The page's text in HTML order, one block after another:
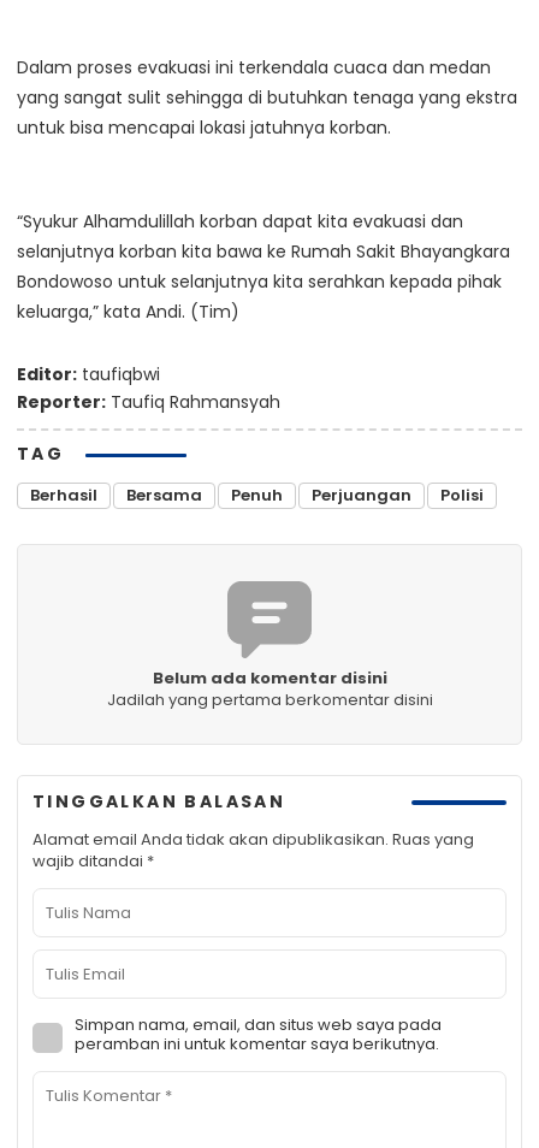
Dalam proses evakuasi ini terkendala cuaca dan medan
yang sangat sulit sehingga di butuhkan tenaga yang ekstra
untuk bisa mencapai lokasi jatuhnya korban.
“Syukur Alhamdulillah korban dapat kita evakuasi dan
selanjutnya korban kita bawa ke Rumah Sakit Bhayangkara
Bondowoso untuk selanjutnya kita serahkan kepada pihak
keluarga,” kata Andi. (Tim)
Editor: taufiqbwi
Reporter: Taufiq Rahmansyah
TAG
Berhasil Bersama Penuh Perjuangan Polisi
Belum ada komentar disini
Jadilah yang pertama berkomentar disini
TINGGALKAN BALASAN
Alamat email Anda tidak akan dipublikasikan. Ruas yang
wajib ditandai *
Simpan nama, email, dan situs web saya pada
peramban ini untuk komentar saya berikutnya.